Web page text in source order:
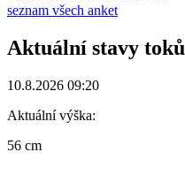
seznam všech anket
Aktuální stavy toků
10.8.2026 09:20
Aktuální výška:
56 cm